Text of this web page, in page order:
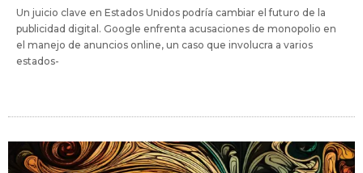
Un juicio clave en Estados Unidos podría cambiar el futuro de la
publicidad digital. Google enfrenta acusaciones de monopolio en
el manejo de anuncios online, un caso que involucra a varios
estados-